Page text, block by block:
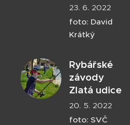
23. 6. 2022
foto: David
Krátký
Rybářské
závody
Zlatá udice
20. 5. 2022
foto: SVČ